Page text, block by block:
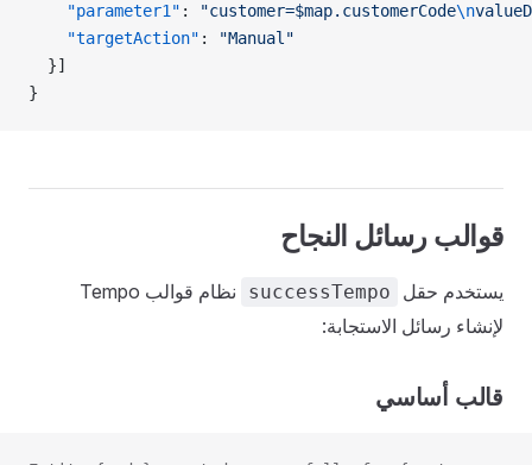
    "parameter1"
: "customer=$map.customerCode\n
    "targetAction"
:
"Manual"
  }]
}
قوالب رسائل النجاح
يستخدم حقل successTempo
نظام قوالب Tempo
لإنشاء رسائل الاستجابة:
قالب أساسي